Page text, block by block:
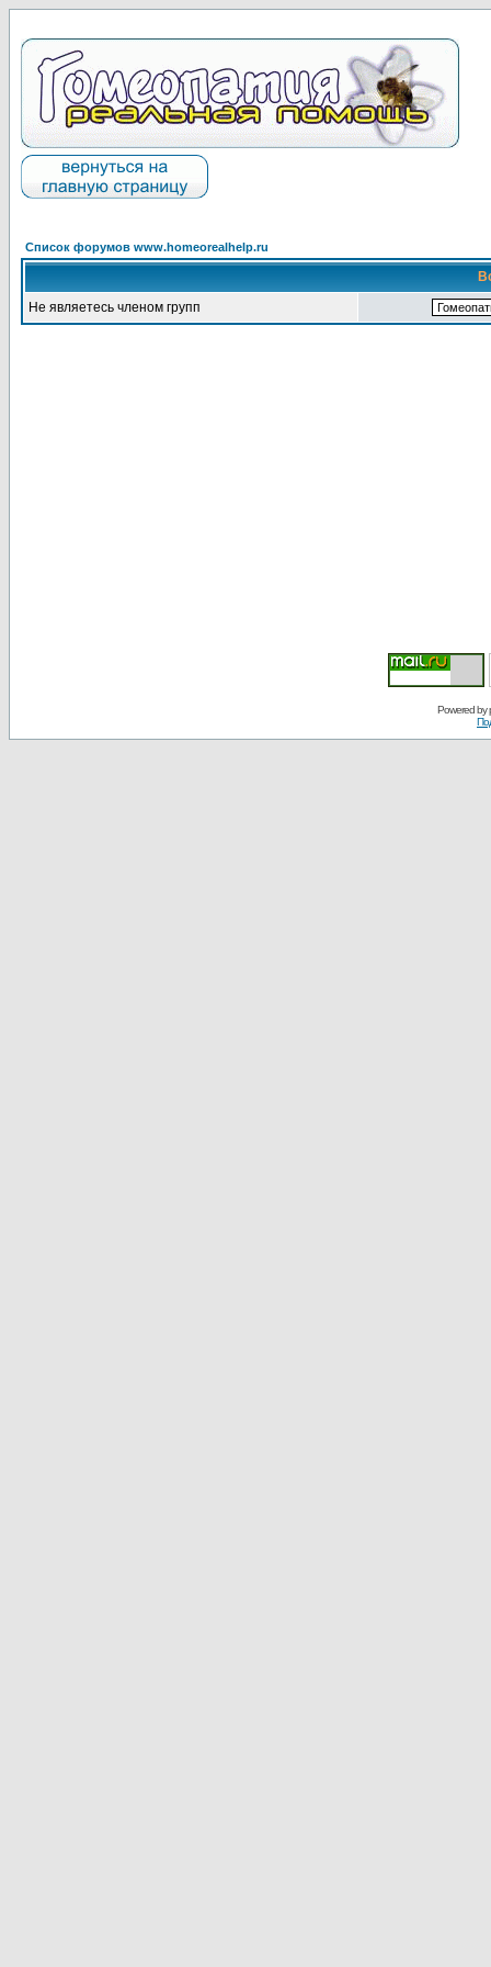
Список форумов www.homeorealhelp.ru
Не являетесь членом групп
Powered by